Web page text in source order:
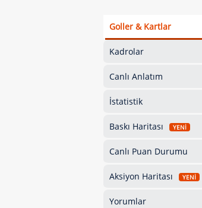
Goller & Kartlar
Kadrolar
Canlı Anlatım
İstatistik
Baskı Haritası YENİ
Canlı Puan Durumu
Aksiyon Haritası YENİ
Yorumlar